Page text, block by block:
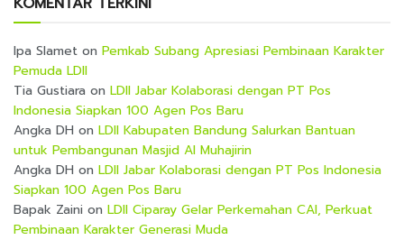
Ipa Slamet on Pemkab Subang Apresiasi Pembinaan Karakter
Pemuda LDII
Tia Gustiara on LDII Jabar Kolaborasi dengan PT Pos
Indonesia Siapkan 100 Agen Pos Baru
Angka DH on LDII Kabupaten Bandung Salurkan Bantuan
untuk Pembangunan Masjid Al Muhajirin
Angka DH on LDII Jabar Kolaborasi dengan PT Pos Indonesia
Siapkan 100 Agen Pos Baru
Bapak Zaini on LDII Ciparay Gelar Perkemahan CAI, Perkuat
Pembinaan Karakter Generasi Muda